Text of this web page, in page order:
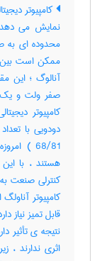
کامپیوتر
نمایش می دهد
محدوده ای به
آنالوگ ؛ این
صفر ولت و یک
کامپیوتر
68/81 )
هستند ، با
کنترلی صنعت
کامپیوتر
قابل تمیز نیاز
نتیجه ی تأثیر
اثری ندارند ،